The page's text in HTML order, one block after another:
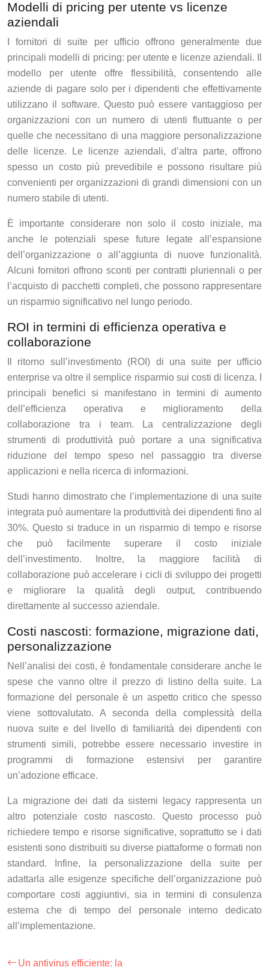
Modelli di pricing per utente vs licenze
aziendali
I fornitori di suite per ufficio offrono generalmente due
principali modelli di pricing: per utente e licenze aziendali. Il
modello per utente offre flessibilità, consentendo alle
aziende di pagare solo per i dipendenti che effettivamente
utilizzano il software. Questo può essere vantaggioso per
organizzazioni con un numero di utenti fluttuante o per
quelle che necessitano di una maggiore personalizzazione
delle licenze. Le licenze aziendali, d’altra parte, offrono
spesso un costo più prevedibile e possono risultare più
convenienti per organizzazioni di grandi dimensioni con un
numero stabile di utenti.
È importante considerare non solo il costo iniziale, ma
anche le potenziali spese future legate all’espansione
dell’organizzazione o all’aggiunta di nuove funzionalità.
Alcuni fornitori offrono sconti per contratti pluriennali o per
l’acquisto di pacchetti completi, che possono rappresentare
un risparmio significativo nel lungo periodo.
ROI in termini di efficienza operativa e
collaborazione
Il ritorno sull’investimento (ROI) di una suite per ufficio
enterprise va oltre il semplice risparmio sui costi di licenza. I
principali benefici si manifestano in termini di aumento
dell’efficienza operativa e miglioramento della
collaborazione tra i team. La centralizzazione degli
strumenti di produttività può portare a una significativa
riduzione del tempo speso nel passaggio tra diverse
applicazioni e nella ricerca di informazioni.
Studi hanno dimostrato che l’implementazione di una suite
integrata può aumentare la produttività dei dipendenti fino al
30%. Questo si traduce in un risparmio di tempo e risorse
che può facilmente superare il costo iniziale
dell’investimento. Inoltre, la maggiore facilità di
collaborazione può accelerare i cicli di sviluppo dei progetti
e migliorare la qualità degli output, contribuendo
direttamente al successo aziendale.
Costi nascosti: formazione, migrazione dati,
personalizzazione
Nell’analisi dei costi, è fondamentale considerare anche le
spese che vanno oltre il prezzo di listino della suite. La
formazione del personale è un aspetto critico che spesso
viene sottovalutato. A seconda della complessità della
nuova suite e del livello di familiarità dei dipendenti con
strumenti simili, potrebbe essere necessario investire in
programmi di formazione estensivi per garantire
un’adozione efficace.
La migrazione dei dati da sistemi legacy rappresenta un
altro potenziale costo nascosto. Questo processo può
richiedere tempo e risorse significative, soprattutto se i dati
esistenti sono distribuiti su diverse piattaforme o formati non
standard. Infine, la personalizzazione della suite per
adattarla alle esigenze specifiche dell’organizzazione può
comportare costi aggiuntivi, sia in termini di consulenza
esterna che di tempo del personale interno dedicato
all’implementazione.
Un antivirus efficiente: la